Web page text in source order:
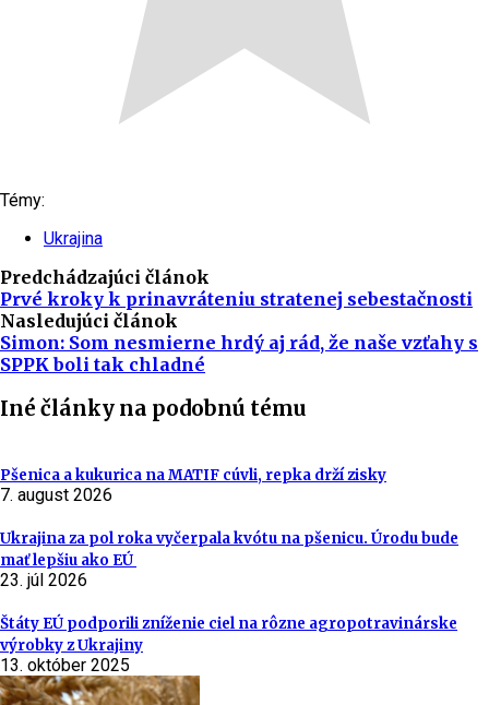
Témy:
Ukrajina
Predchádzajúci článok
Prvé kroky k prinavráteniu stratenej sebestačnosti
Nasledujúci článok
Simon: Som nesmierne hrdý aj rád, že naše vzťahy s
SPPK boli tak chladné
Iné články na podobnú tému
Pšenica a kukurica na MATIF cúvli, repka drží zisky
7. august 2026
Ukrajina za pol roka vyčerpala kvótu na pšenicu. Úrodu bude
mať lepšiu ako EÚ
23. júl 2026
Štáty EÚ podporili zníženie ciel na rôzne agropotravinárske
výrobky z Ukrajiny
13. október 2025